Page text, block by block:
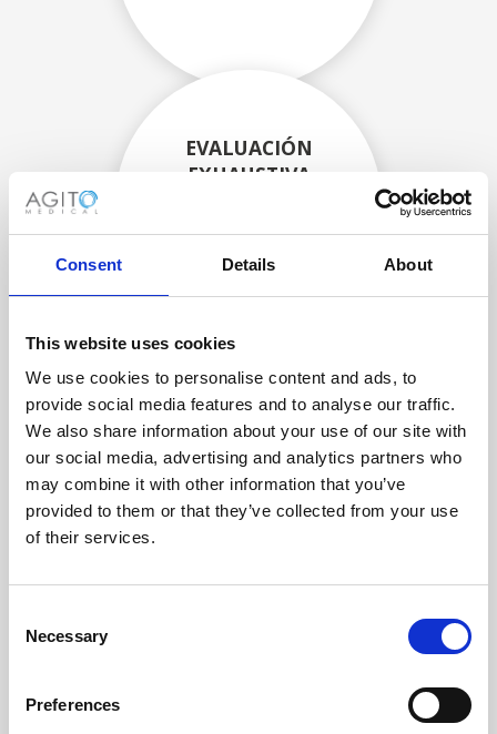
Consent Details About
This website uses cookies
We use cookies to personalise content and ads, to
provide social media features and to analyse our traffic.
We also share information about your use of our site with
our social media, advertising and analytics partners who
may combine it with other information that you’ve
provided to them or that they’ve collected from your use
of their services.
Selection
Necessary
Preferences
EVALUACIÓN
EXHAUSTIVA
cuidadosamente cada escáner
y sus componentes.
RECUPERÁNDOSE
CON CUIDADO
Las piezas utilizables se
recuperan meticulosamente en
un entorno seguro de ESD, lo
daños ni contaminación.